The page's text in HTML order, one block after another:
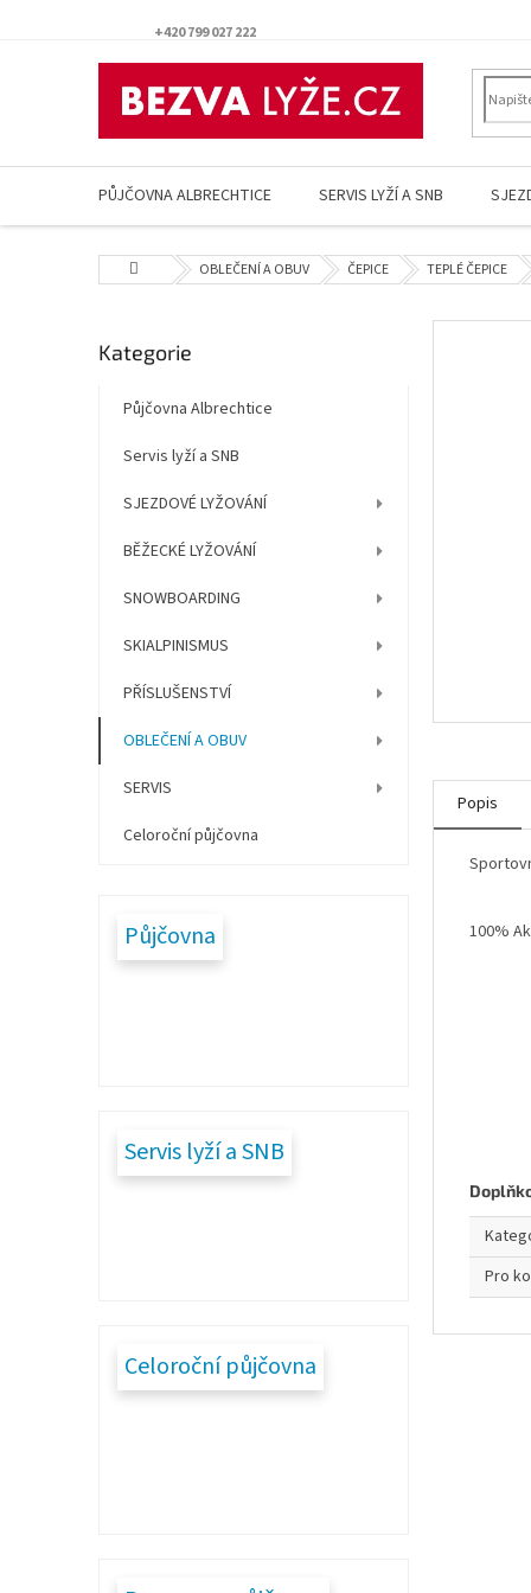
+420 799 027 222
PŮJČOVNA ALBRECHTICE SERVIS LYŽÍ A SNB
Domů OBLEČENÍ A OBUV ČEPICE TEPLÉ ČEPICE
o
Přeskočit
Kategorie
Půjčovna Albrechtice
Servis lyží a SNB
SJEZDOVÉ LYŽOVÁNÍ
BĚŽECKÉ LYŽOVÁNÍ
SNOWBOARDING
SKIALPINISMUS
PŘÍSLUŠENSTVÍ
OBLEČENÍ A OBUV
SERVIS
Celoroční půjčovna
Půjčovna
Servis lyží a SNB
Celoroční půjčovna
Popis
100%
Pro